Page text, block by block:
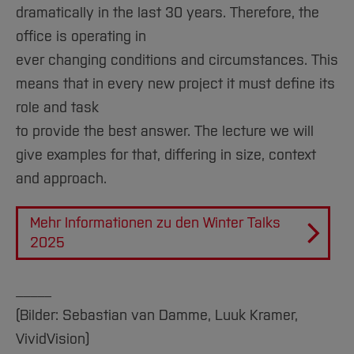
Arbeiten im FB G
Forschung und Projekte
International
Team
Service
Studiengänge
Studieninteressierte
Aktuelles
Studium
Fachgruppen
Forschung und Entwicklung
Service
Amtliche Bekanntmachungen
Notfall-Infos
BO Shop
Familiengerechte Hochschule
Gleichstellung
Diskriminierungsfreie Hochschule
Vertretungen
Wahlen
Hochschulbibliothek
Hochschulkommunikation
International Office
Medienzentrum
qed-Stiftung
Zentrale Studienberatung
dramatically in the last 30 years. Therefore, the
office is operating in
ever changing conditions and circumstances. This
means that in every new project it must define its
role and task
to provide the best answer. The lecture we will
give examples for that, differing in size, context
and approach.
Mehr Informationen zu den Winter Talks
2025
(Bilder: Sebastian van Damme, Luuk Kramer,
VividVision)